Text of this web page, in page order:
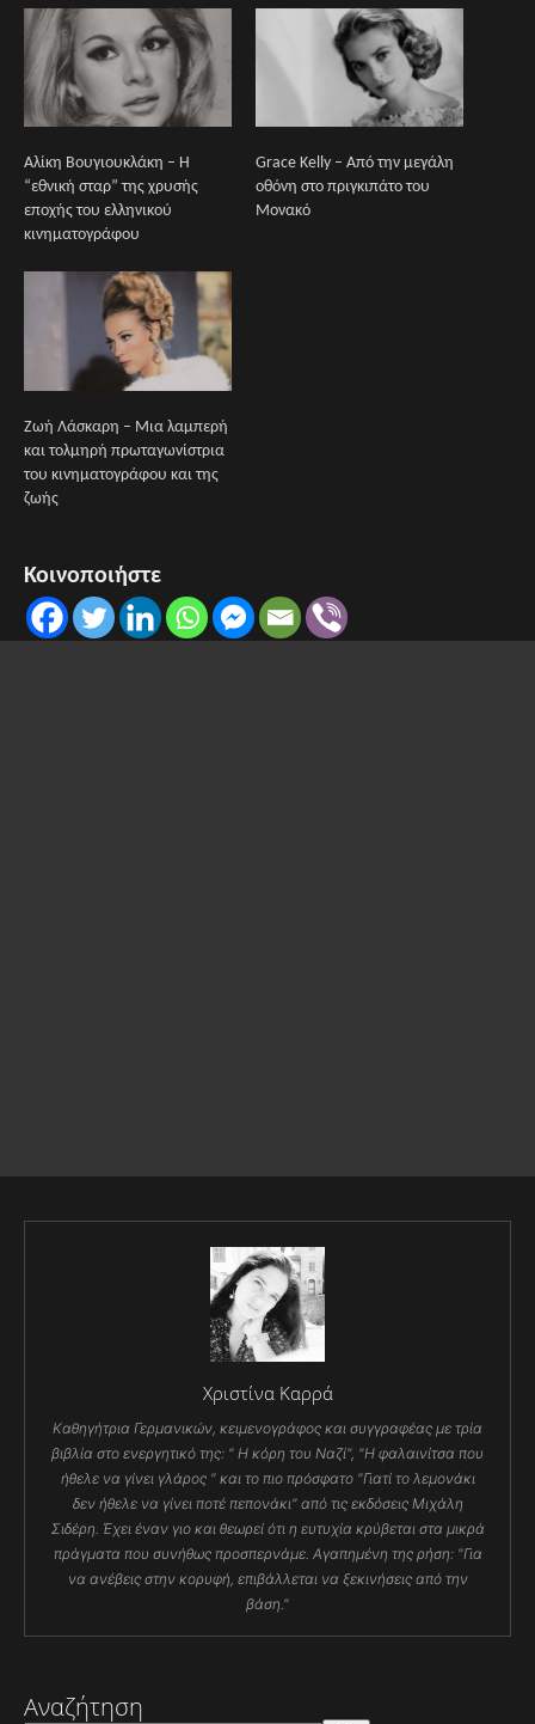
Αλίκη Βουγιουκλάκη – Η
“εθνική σταρ” της χρυσής
εποχής του ελληνικού
κινηματογράφου
Grace Kelly – Από την μεγάλη
οθόνη στο πριγκιπάτο του
Μονακό
Ζωή Λάσκαρη – Μια λαμπερή
και τολμηρή πρωταγωνίστρια
του κινηματογράφου και της
ζωής
Κοινοποιήστε
Χριστίνα Καρρά
Καθηγήτρια Γερμανικών, κειμενογράφος και συγγραφέας με τρία
βιβλία στο ενεργητικό της: " Η κόρη του Ναζί", "Η φαλαινίτσα που
ήθελε να γίνει γλάρος " και το πιο πρόσφατο "Γιατί το λεμονάκι
δεν ήθελε να γίνει ποτέ πεπονάκι" από τις εκδόσεις Μιχάλη
Σιδέρη. Έχει έναν γιο και θεωρεί ότι η ευτυχία κρύβεται στα μικρά
πράγματα που συνήθως προσπερνάμε. Αγαπημένη της ρήση: "Για
να ανέβεις στην κορυφή, επιβάλλεται να ξεκινήσεις από την
βάση."
Αναζήτηση